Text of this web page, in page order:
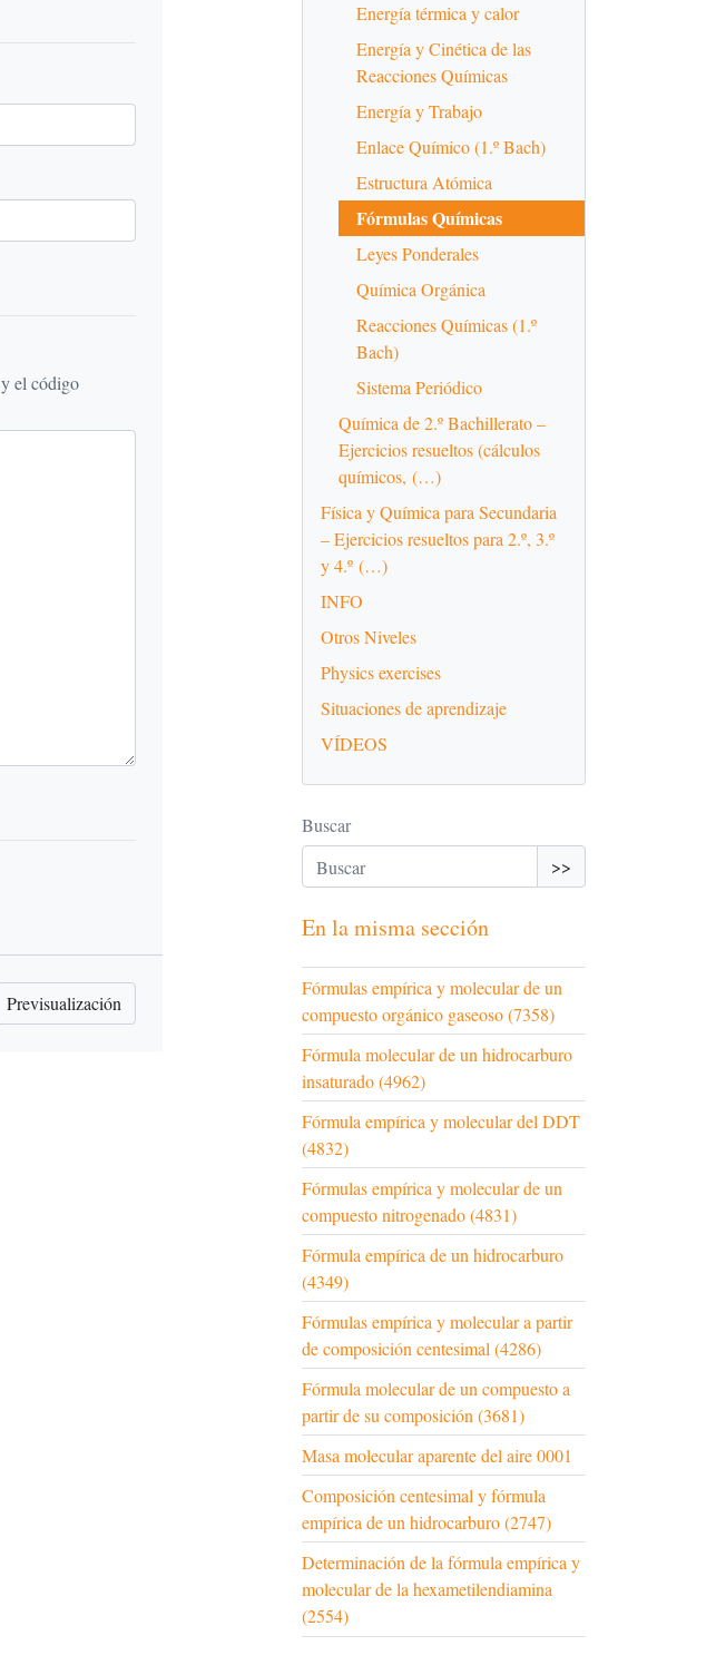
Energía térmica y calor
Energía y Cinética de las
Reacciones Químicas
Energía y Trabajo
Enlace Químico (1.º Bach)
Estructura Atómica
Fórmulas Químicas
Leyes Ponderales
Química Orgánica
Reacciones Químicas (1.º
Bach)
Sistema Periódico
Química de 2.º Bachillerato –
Ejercicios resueltos (cálculos
químicos, (…)
Física y Química para Secundaria
– Ejercicios resueltos para 2.º, 3.º
y 4.º (…)
INFO
Otros Niveles
Physics exercises
Situaciones de aprendizaje
VÍDEOS
Buscar
>>
En la misma sección
Fórmulas empírica y molecular de un
compuesto orgánico gaseoso (7358)
Fórmula molecular de un hidrocarburo
insaturado (4962)
Fórmula empírica y molecular del DDT
(4832)
Fórmulas empírica y molecular de un
compuesto nitrogenado (4831)
Fórmula empírica de un hidrocarburo
(4349)
Fórmulas empírica y molecular a partir
de composición centesimal (4286)
Fórmula molecular de un compuesto a
partir de su composición (3681)
Masa molecular aparente del aire 0001
Composición centesimal y fórmula
empírica de un hidrocarburo (2747)
Determinación de la fórmula empírica y
molecular de la hexametilendiamina
(2554)